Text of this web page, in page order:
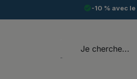
check_circle-10 % avec le